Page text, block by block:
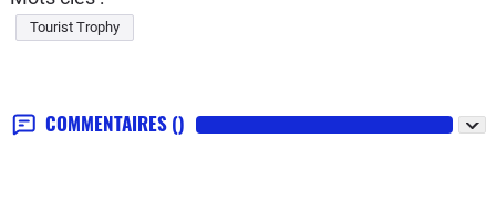
Tourist Trophy
COMMENTAIRES ()